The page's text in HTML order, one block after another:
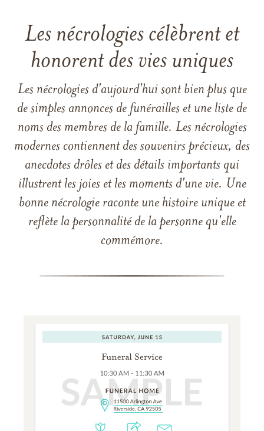
Les nécrologies célèbrent et
honorent des vies uniques
Les nécrologies d'aujourd'hui sont bien plus que
de simples annonces de funérailles et une liste de
noms des membres de la famille. Les nécrologies
modernes contiennent des souvenirs précieux, des
anecdotes drôles et des détails importants qui
illustrent les joies et les moments d'une vie. Une
bonne nécrologie raconte une histoire unique et
reflète la personnalité de la personne qu'elle
commémore.